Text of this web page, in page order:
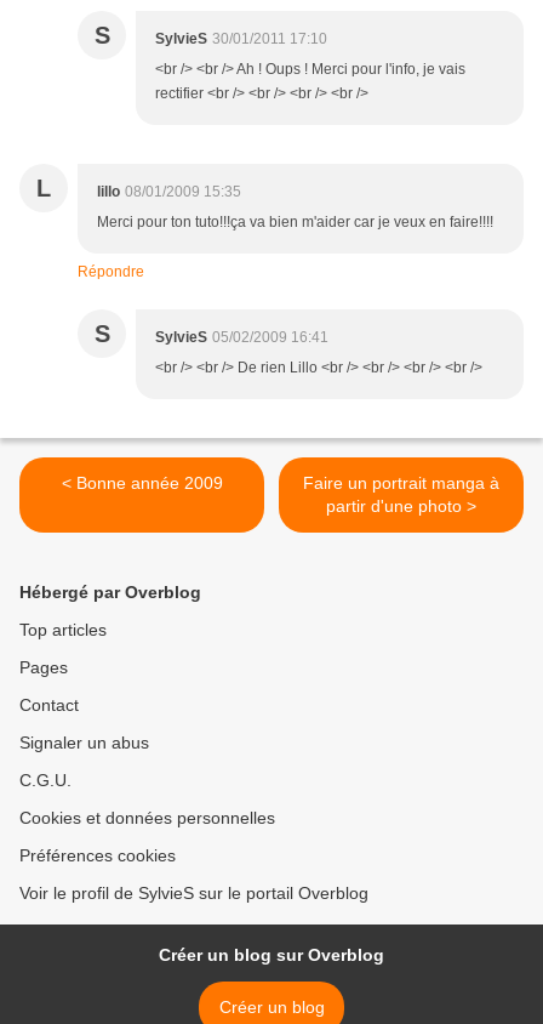
S SylvieS 30/01/2011 17:10
<br /> <br /> Ah ! Oups ! Merci pour l'info, je vais
rectifier <br /> <br /> <br /> <br />
L lillo 08/01/2009 15:35
Merci pour ton tuto!!!ça va bien m'aider car je veux en faire!!!!
Répondre
S SylvieS 05/02/2009 16:41
<br /> <br /> De rien Lillo <br /> <br /> <br /> <br />
< Bonne année 2009
Faire un portrait manga à
partir d'une photo >
Hébergé par Overblog
Top articles
Pages
Contact
Signaler un abus
C.G.U.
Cookies et données personnelles
Préférences cookies
Voir le profil de SylvieS sur le portail Overblog
Créer un blog sur Overblog
Créer un blog